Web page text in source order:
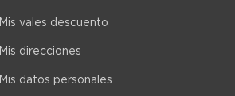
Mis vales descuento
Mis direcciones
Mis datos personales